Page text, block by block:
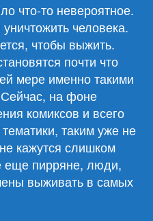
что-то невероятное.
человека.
чтобы выжить.
почти что
мере именно такими
Сейчас, на фоне
комиксов и всего
таким уже не
кажутся слишком
еще пирряне, люди,
выживать в самых